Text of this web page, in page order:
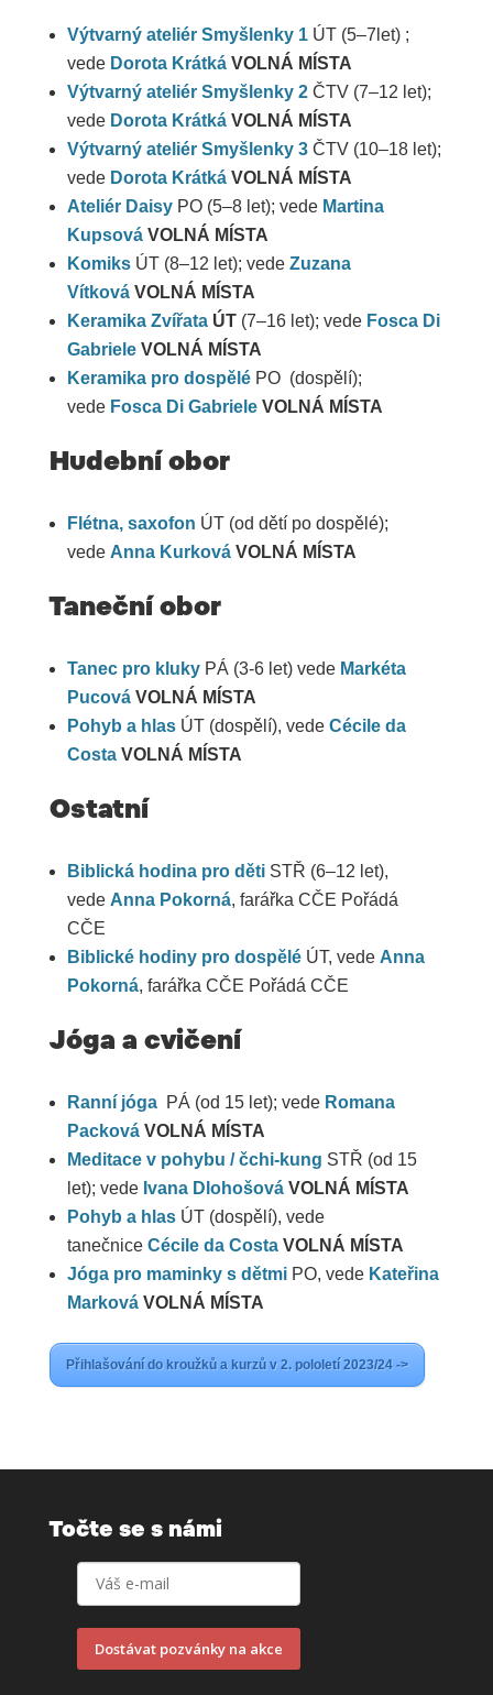
Výtvarný ateliér Smyšlenky 1 ÚT (5–7let) ;
vede Dorota Krátká VOLNÁ MÍSTA
Výtvarný ateliér Smyšlenky 2ČTV (7–12 let);
vede Dorota Krátká VOLNÁ MÍSTA
Výtvarný ateliér Smyšlenky 3ČTV (10–18 let);
vede Dorota Krátká VOLNÁ MÍSTA
Ateliér DaisyPO (5–8 let); vede Martina
Kupsová VOLNÁ MÍSTA
KomiksÚT (8–12 let); vede Zuzana
Vítková VOLNÁ MÍSTA
Keramika Zvířata ÚT(7–16 let); vede Fosca Di
Gabriele VOLNÁ MÍSTA
Keramika pro dospěléPO (dospělí);
vede Fosca Di Gabriele VOLNÁ MÍSTA
Hudební obor
Flétna, saxofon ÚT (od dětí po dospělé);
vede Anna Kurková VOLNÁ MÍSTA
Taneční obor
Tanec pro klukyPÁ (3-6 let) vede Markéta
Pucová VOLNÁ MÍSTA
Pohyb a hlas ÚT (dospělí), vede Cécile da
Costa VOLNÁ MÍSTA
Ostatní
Biblická hodina pro dětiSTŘ (6–12 let),
vede Anna Pokorná, farářka CČE Pořádá
CČE
Biblické hodiny pro dospělé ÚT, vede Anna
Pokorná, farářka CČE Pořádá CČE
Jóga a cvičení
Ranní jógaPÁ (od 15 let); vede Romana
Packová VOLNÁ MÍSTA
Meditace v pohybu / čchi-kung STŘ (od 15
let); vede Ivana Dlohošová VOLNÁ MÍSTA
Pohyb a hlas ÚT (dospělí), vede
tanečnice Cécile da Costa VOLNÁ MÍSTA
Jóga pro maminky s dětmiPO, vede Kateřina
Marková VOLNÁ MÍSTA
Přihlašování do kroužků a kurzů v 2. pololetí 2023/24 ->
Točte se s námi
Dostávat pozvánky na akce